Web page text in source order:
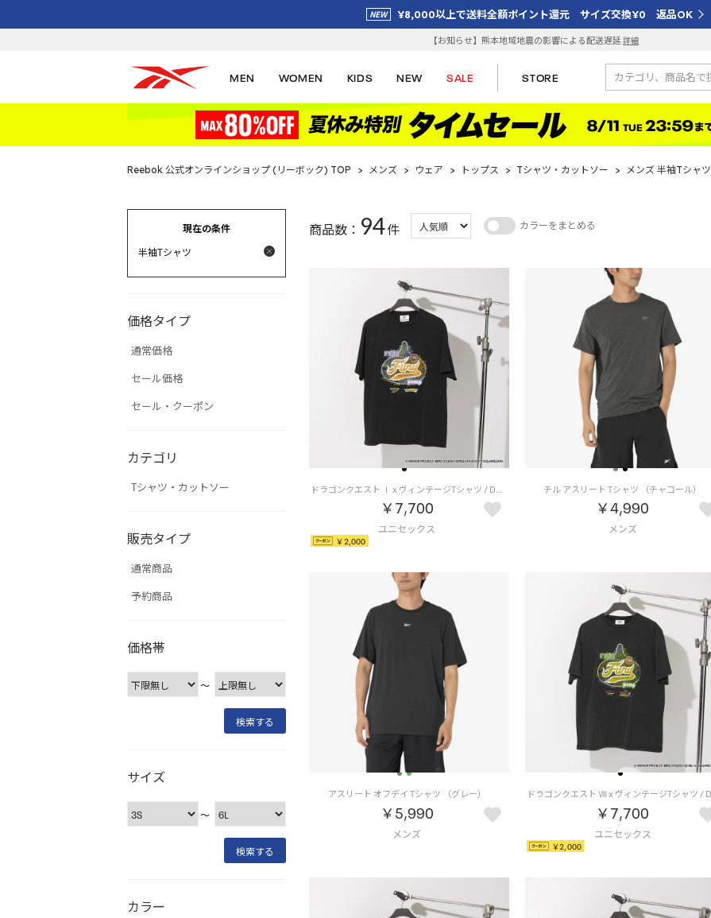
¥8,000以上で送料全額ポイント還元 サイズ交換¥0 返品OK
【お知らせ】熊本地域地震の影響による配送遅延詳細
MEN WOMEN KIDS NEW SALE STORE
Reebok 公式オンラインショップ (リーボック) TOP > メンズ > ウェア > トップス > Tシャツ・カットソー > メンズ 半袖Tシャツ
現在の条件
半袖Tシャツ
価格タイプ
通常価格
セール価格
セール・クーポン
カテゴリ
Tシャツ・カットソー
販売タイプ
通常商品
予約商品
価格帯
〜
サイズ
〜
カラー
商品数： 94件 カラーをまとめる
ドラゴンクエスト Ⅰ x ヴィンテージTシャツ / DRAGON QUEST Ⅰ x VINTAGE TEE 【返品不可商品】 （ブラック/オレンジ）
￥7,700
￥2,000
チル アスリート Tシャツ （チャコール）
￥4,990
アスリート オフデイ Tシャツ （グレー）
￥5,990 ￥7,700
￥2,000